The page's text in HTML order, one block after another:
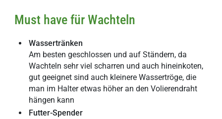
Must have für Wachteln
Wassertränken
Am besten geschlossen und auf Ständern, da
Wachteln sehr viel scharren und auch hineinkoten,
gut geeignet sind auch kleinere Wassertröge, die
man im Halter etwas höher an den Volierendraht
hängen kann
Futter-Spender